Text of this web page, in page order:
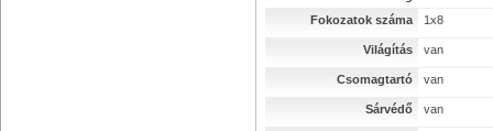
Fokozatok száma 1x8
Világítás van
Csomagtartó van
Sárvédő van